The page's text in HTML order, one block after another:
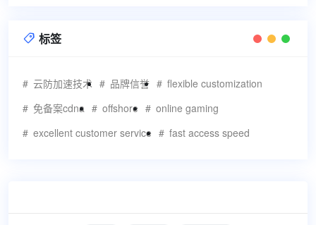
 标签
云防加速技术 品牌信誉
flexible customization
免备案cdna
offshore
online gaming
excellent customer service
fast access speed